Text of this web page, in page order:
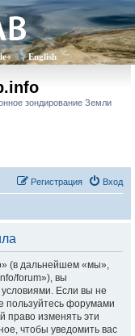
English
зондирование Земли
Вход
Регистрация
(в дальнейшем «мы»,
forum»), вы
Если вы не
пользуйтесь форумами
право изменять эти
чтобы уведомить вас